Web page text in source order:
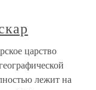
царство
лежит на